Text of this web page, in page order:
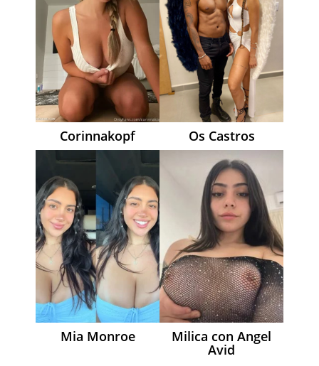
Corinnakopf Os Castros
Mia Monroe Milica con Angel
Avid